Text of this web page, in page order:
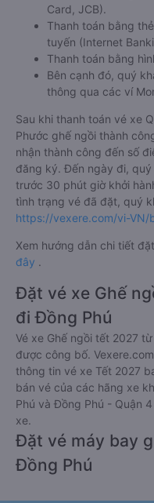
Card, JCB).
Thanh toán bằng
tuyến (Internet
Thanh toán bằng
Bên cạnh đó, quý
thông qua các ví
Sau khi thanh toán vé xe
Phước ghế ngồi thành
nhận thành công đến số
đăng ký. Đến ngày đi,
trước 30 phút giờ khởi
tình trạng vé đã đặt, quý
https://vexere.com/vi-
Xem hướng dẫn chi tiết
đây .
Đặt vé xe Ghế
đi Đồng Phú
Vé xe Ghế ngồi tết 2027
được công bố.
thông tin vé xe Tết 2027
bán vé của các hãng xe
Phú và Đồng Phú - Quận
xe.
Đặt vé máy bay
Đồng Phú